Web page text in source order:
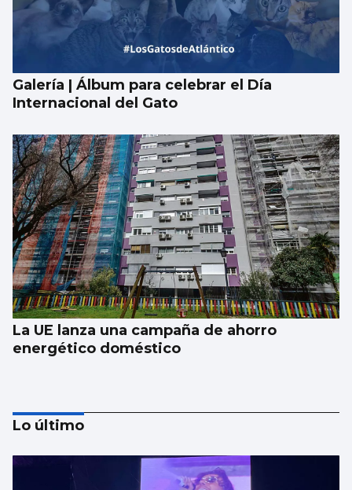
Galería | Álbum para celebrar el Día
Internacional del Gato
La UE lanza una campaña de ahorro
energético doméstico
Lo último